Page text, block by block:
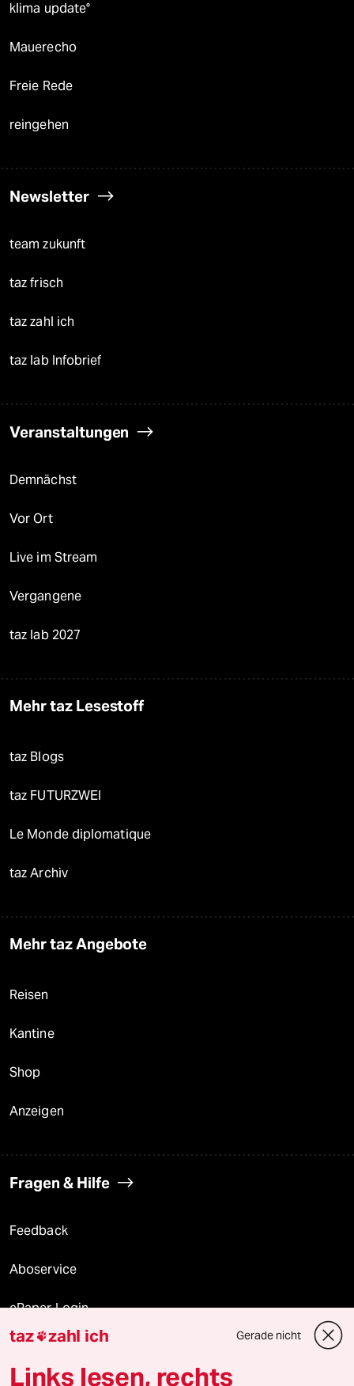
klima update°
Mauerecho
Freie Rede
reingehen
Newsletter
team zukunft
taz frisch
taz zahl ich
taz lab Infobrief
Veranstaltungen
Demnächst
Vor Ort
Live im Stream
Vergangene
taz lab 2027
Mehr taz Lesestoff
taz Blogs
taz FUTURZWEI
Le Monde diplomatique
taz Archiv
Mehr taz Angebote
Reisen
Kantine
Shop
Anzeigen
Fragen & Hilfe
Feedback
Aboservice
ePaper Login
Downloads für Abonnierende
taz zahl ich Gerade nicht
Links lesen, rechts